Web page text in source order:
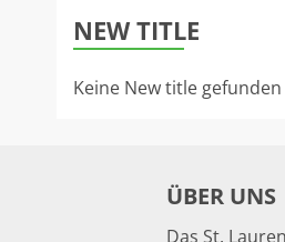
NEW TITLE
Keine New title gefunden
ÜBER UNS
Das St.